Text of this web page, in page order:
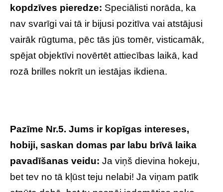
kopdzīves pieredze: Speciālisti norāda, ka
nav svarīgi vai tā ir bijusi pozitīva vai atstājusi
vairāk rūgtuma, pēc tās jūs tomēr, visticamāk,
spējat objektīvi novērtēt attiecības laikā, kad
rozā brilles nokrīt un iestājas ikdiena.
Pazīme Nr.5. Jums ir kopīgas intereses,
hobiji, saskan domas par labu brīvā laika
pavadīšanas veidu: Ja viņš dievina hokeju,
bet tev no tā kļūst teju nelabi! Ja viņam patīk